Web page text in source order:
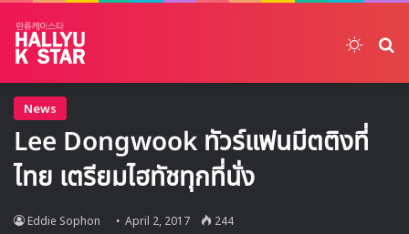
News
Lee Dongwook ทัวร์แฟนมีตติงที่
ไทย เตรียมไฮทัชทุกที่นั่ง
Eddie Sophon April 2, 2017 244